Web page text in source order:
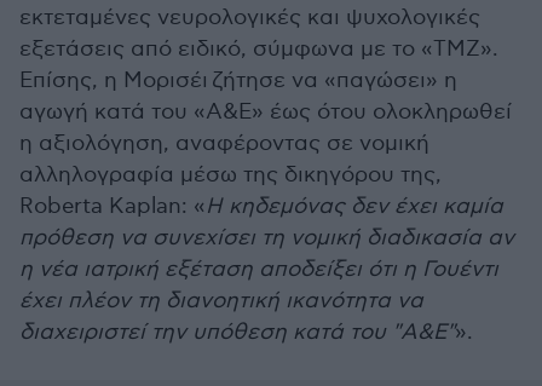
εκτεταμένες νευρολογικές και ψυχολογικές
εξετάσεις από ειδικό, σύμφωνα με το «TMZ».
Επίσης, η Μορισέι ζήτησε να «παγώσει» η
αγωγή κατά του «A&E» έως ότου ολοκληρωθεί
η αξιολόγηση, αναφέροντας σε νομική
αλληλογραφία μέσω της δικηγόρου της,
Roberta Kaplan: «Η κηδεμόνας δεν έχει καμία
πρόθεση να συνεχίσει τη νομική διαδικασία αν
η νέα ιατρική εξέταση αποδείξει ότι η Γουέντι
έχει πλέον τη διανοητική ικανότητα να
διαχειριστεί την υπόθεση κατά του "A&E"».